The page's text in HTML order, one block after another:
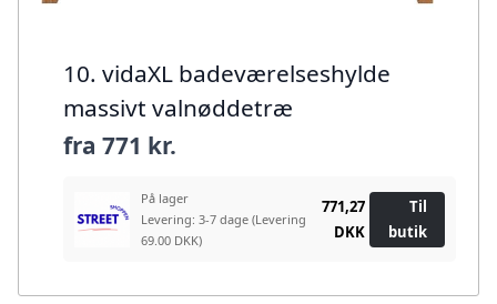
10. vidaXL badeværelseshylde
massivt valnøddetræ
fra 771 kr.
På lager
Levering: 3-7 dage (Levering
69.00 DKK)
771,27
DKK
Til
butik